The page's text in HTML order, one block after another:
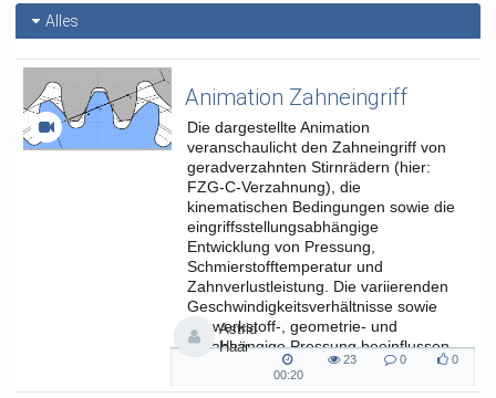
Alles
Animation Zahneingriff
Die dargestellte Animation
veranschaulicht den Zahneingriff von
geradverzahnten Stirnrädern (hier:
FZG-C-Verzahnung), die
kinematischen Bedingungen sowie die
eingriffsstellungsabhängige
Entwicklung von Pressung,
Schmierstofftemperatur und
Zahnverlustleistung. Die variierenden
Geschwindigkeitsverhältnisse sowie
die werkstoff-, geometrie- und
lastabhängige Pressung beeinflussen
Astrid
Haar
00:20
00:20
23
views
0
Kommentare
0
likes